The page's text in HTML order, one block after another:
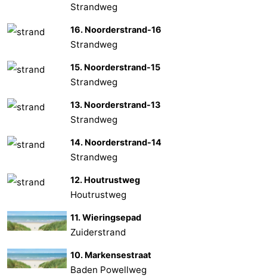
Strandweg
16. Noorderstrand-16
Strandweg
15. Noorderstrand-15
Strandweg
13. Noorderstrand-13
Strandweg
14. Noorderstrand-14
Strandweg
12. Houtrustweg
Houtrustweg
11. Wieringsepad
Zuiderstrand
10. Markensestraat
Baden Powellweg